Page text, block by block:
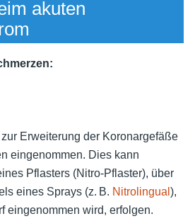
akuten
Erweiterung der Koronargefäße
eingenommen. Dies kann
Pflasters (Nitro-Pflaster), über
eines Sprays (z. B. Nitrolingual ),
eingenommen wird, erfolgen.